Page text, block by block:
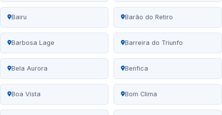
Bairu Barão do Retiro
Barbosa Lage Barreira do Triunfo
Bela Aurora Benfica
Boa Vista Bom Clima